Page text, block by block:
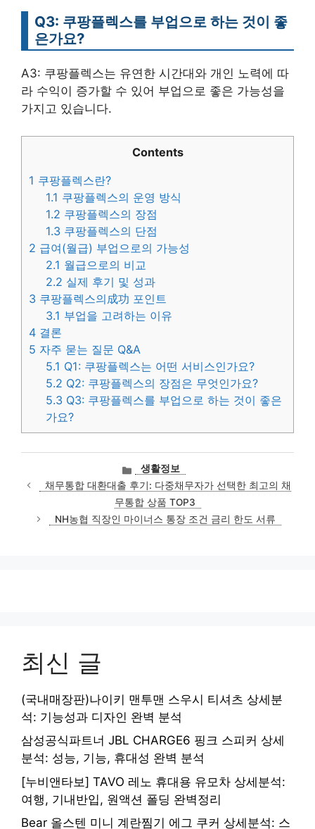
Q3: 쿠팡플렉스를 부업으로 하는 것이 좋
은가요?
A3: 쿠팡플렉스는 유연한 시간대와 개인 노력에 따
라 수익이 증가할 수 있어 부업으로 좋은 가능성을
가지고 있습니다.
Contents
1 쿠팡플렉스란?
1.1 쿠팡플렉스의 운영 방식
1.2 쿠팡플렉스의 장점
1.3 쿠팡플렉스의 단점
2 급여(월급) 부업으로의 가능성
2.1 월급으로의 비교
2.2 실제 후기 및 성과
3 쿠팡플렉스의成功 포인트
3.1 부업을 고려하는 이유
4 결론
5 자주 묻는 질문 Q&A
5.1 Q1: 쿠팡플렉스는 어떤 서비스인가요?
5.2 Q2: 쿠팡플렉스의 장점은 무엇인가요?
5.3 Q3: 쿠팡플렉스를 부업으로 하는 것이 좋은
가요?
카
테
고
리
생활정보
채무통합 대환대출 후기: 다중채무자가 선택한 최고의 채
무통합 상품 TOP3
NH농협 직장인 마이너스 통장 조건 금리 한도 서류
최신 글
(국내매장판)나이키 맨투맨 스우시 티셔츠 상세분
석: 기능성과 디자인 완벽 분석
삼성공식파트너 JBL CHARGE6 핑크 스피커 상세
분석: 성능, 기능, 휴대성 완벽 분석
[누비앤타보] TAVO 레노 휴대용 유모차 상세분석:
여행, 기내반입, 원액션 폴딩 완벽정리
Bear 올스텐 미니 계란찜기 에그 쿠커 상세분석: 스